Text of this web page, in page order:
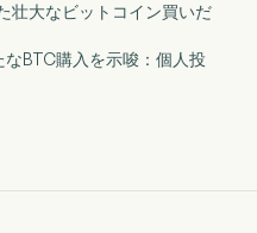
壮大なビットコイン買いだ
BTC購入を示唆：個人投